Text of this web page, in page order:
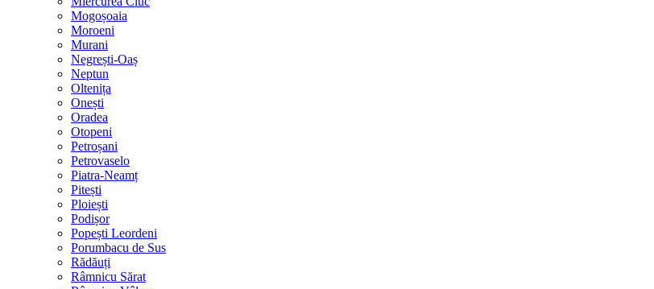
Mogoșoaia
Moroeni
Murani
Negrești-Oaș
Neptun
Oltenița
Onești
Oradea
Otopeni
Petroșani
Petrovaselo
Piatra-Neamț
Pitești
Ploiești
Podișor
Popești Leordeni
Porumbacu de Sus
Rădăuți
Râmnicu Sărat